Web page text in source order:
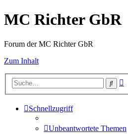
MC Richter GbR
Forum der MC Richter GbR
Zum Inhalt
Suche
Schnellzugriff
Unbeantwortete Themen